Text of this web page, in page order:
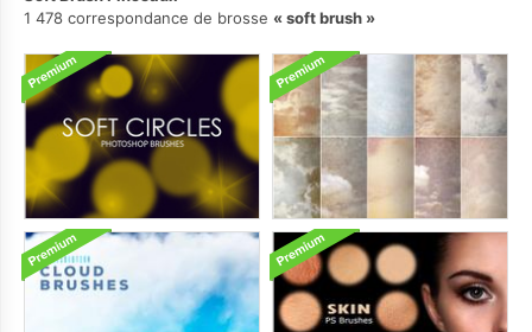
1 478 correspondance de brosse
soft brush